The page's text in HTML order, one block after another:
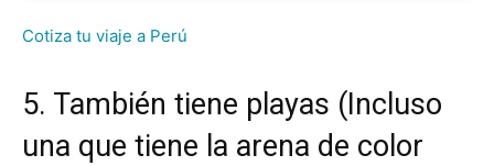
Cotiza tu viaje a Perú
5. También tiene playas (Incluso
una que tiene la arena de color